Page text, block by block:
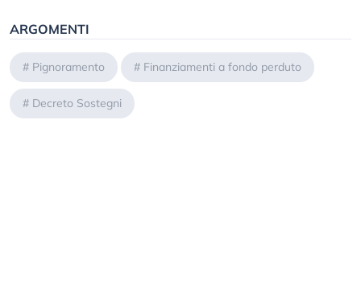
ARGOMENTI
# Pignoramento # Finanziamenti a fondo perduto
# Decreto Sostegni